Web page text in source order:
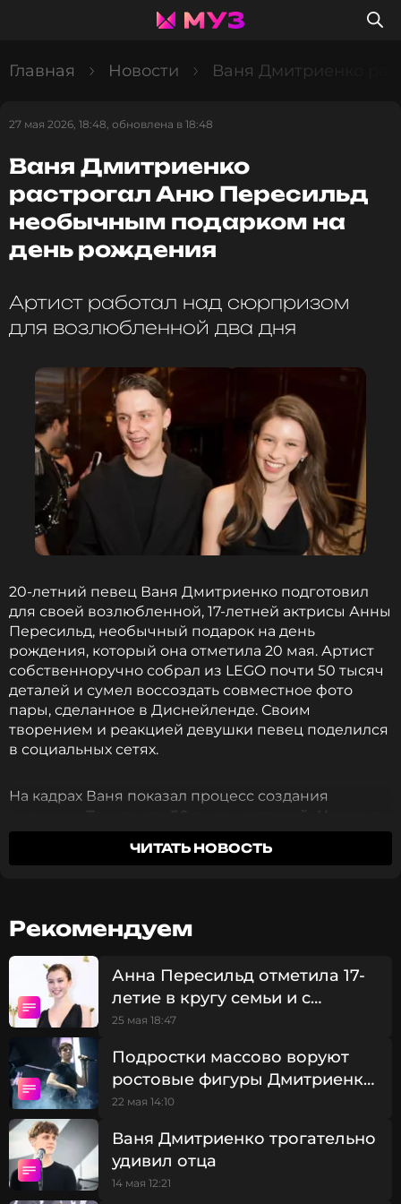
Главная Новости Ваня Дмитриенко
27 мая 2026, 18:48, обновлена в 18:48
Ваня Дмитриенко
растрогал Аню Пересильд
необычным подарком на
день рождения
Артист работал над сюрпризом
для возлюбленной два дня
20-летний певец Ваня Дмитриенко подготовил
для своей возлюбленной, 17-летней актрисы Анны
Пересильд, необычный подарок на день
рождения, который она отметила 20 мая. Артист
собственноручно собрал из LEGO почти 50 тысяч
деталей и сумел воссоздать совместное фото
пары, сделанное в Диснейленде. Своим
творением и реакцией девушки певец поделился
в социальных сетях.
На кадрах Ваня показал процесс создания
«Там почти 50 тысяч деталей. Надеюсь,
всё получится круто… Для того чтобы подарок
произвел максимальное впечатление, мне
ЧИТАТЬ НОВОСТЬ
Рекомендуем
Анна Пересильд отметила 17-
летие в кругу семьи и с
возлюбленным Ваней
25 мая 18:47
Подростки массово воруют
ростовые фигуры Дмитриенко
из супермаркетов
22 мая 14:10
Ваня Дмитриенко трогательно
удивил отца
14 мая 12:21